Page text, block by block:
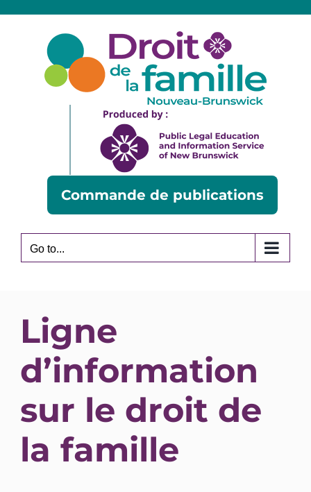
Skip
content
Commande de publications
Go to...
Ligne
d’information
sur le droit de
la famille